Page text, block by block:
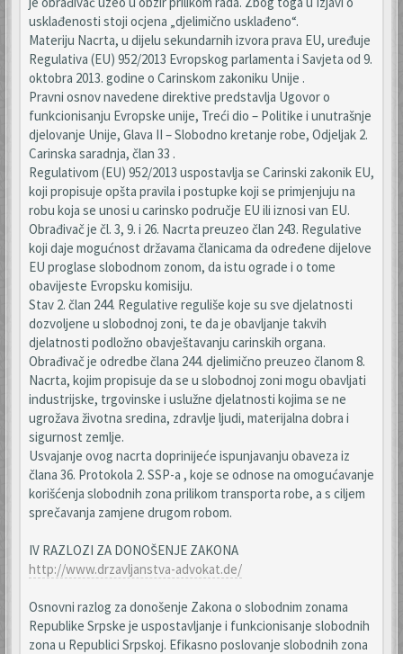
usklađenosti stoji ocjena „djelimično usklađeno“.
Materiju Nacrta, u dijelu sekundarnih izvora prava EU, uređuje
Regulativa (EU) 952/2013 Evropskog parlamenta i Savjeta od 9.
oktobra 2013. godine o Carinskom zakoniku Unije .
Pravni osnov navedene direktive predstavlja Ugovor o
funkcionisanju Evropske unije, Treći dio – Politike i unutrašnje
djelovanje Unije, Glava II – Slobodno kretanje robe, Odjeljak 2.
Carinska saradnja, član 33 .
Regulativom (EU) 952/2013 uspostavlja se Carinski zakonik EU,
koji propisuje opšta pravila i postupke koji se primjenjuju na
robu koja se unosi u carinsko područje EU ili iznosi van EU.
Obrađivač je čl. 3, 9. i 26. Nacrta preuzeo član 243. Regulative
koji daje mogućnost državama članicama da određene dijelove
EU proglase slobodnom zonom, da istu ograde i o tome
obavijeste Evropsku komisiju.
Stav 2. član 244. Regulative reguliše koje su sve djelatnosti
dozvoljene u slobodnoj zoni, te da je obavljanje takvih
djelatnosti podložno obavještavanju carinskih organa.
Obrađivač je odredbe člana 244. djelimično preuzeo članom 8.
Nacrta, kojim propisuje da se u slobodnoj zoni mogu obavljati
industrijske, trgovinske i uslužne djelatnosti kojima se ne
ugrožava životna sredina, zdravlje ljudi, materijalna dobra i
sigurnost zemlje.
Usvajanje ovog nacrta doprinijeće ispunjavanju obaveza iz
člana 36. Protokola 2. SSP-a , koje se odnose na omogućavanje
korišćenja slobodnih zona prilikom transporta robe, a s ciljem
sprečavanja zamjene drugom robom.
IV RAZLOZI ZA DONOŠENJE ZAKONA
http://www.drzavljanstva-advokat.de/
Osnovni razlog za donošenje Zakona o slobodnim zonama
Republike Srpske je uspostavljanje i funkcionisanje slobodnih
zona u Republici Srpskoj. Efikasno poslovanje slobodnih zona